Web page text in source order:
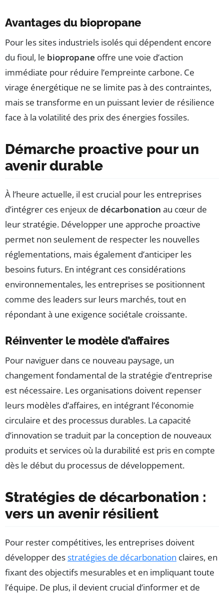
Avantages du biopropane
Pour les sites industriels isolés qui dépendent encore
du fioul, le biopropane offre une voie d’action
immédiate pour réduire l’empreinte carbone. Ce
virage énergétique ne se limite pas à des contraintes,
mais se transforme en un puissant levier de résilience
face à la volatilité des prix des énergies fossiles.
Démarche proactive pour un
avenir durable
À l’heure actuelle, il est crucial pour les entreprises
d’intégrer ces enjeux de décarbonation au cœur de
leur stratégie. Développer une approche proactive
permet non seulement de respecter les nouvelles
réglementations, mais également d’anticiper les
besoins futurs. En intégrant ces considérations
environnementales, les entreprises se positionnent
comme des leaders sur leurs marchés, tout en
répondant à une exigence sociétale croissante.
Réinventer le modèle d’affaires
Pour naviguer dans ce nouveau paysage, un
changement fondamental de la stratégie d’entreprise
est nécessaire. Les organisations doivent repenser
leurs modèles d’affaires, en intégrant l’économie
circulaire et des processus durables. La capacité
d’innovation se traduit par la conception de nouveaux
produits et services où la durabilité est pris en compte
dès le début du processus de développement.
Stratégies de décarbonation :
vers un avenir résilient
Pour rester compétitives, les entreprises doivent
développer desstratégies de décarbonation claires, en
fixant des objectifs mesurables et en impliquant toute
l’équipe. De plus, il devient crucial d’informer et de